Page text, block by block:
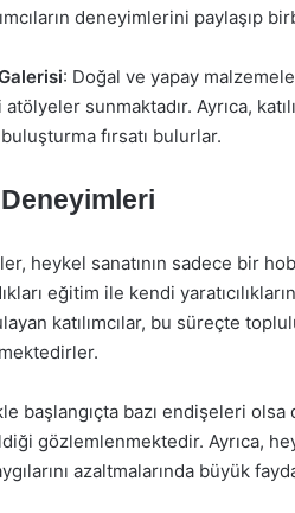
deneyimlerini paylaşıp
: Doğal ve yapay
sunmaktadır. Ayrıca,
fırsatı bulurlar.
Deneyimleri
heykel sanatının sadece bir
eğitim ile kendi
katılımcılar, bu süreçte
başlangıçta bazı endişeleri
gözlemlenmektedir. Ayrıca,
azaltmalarında büyük